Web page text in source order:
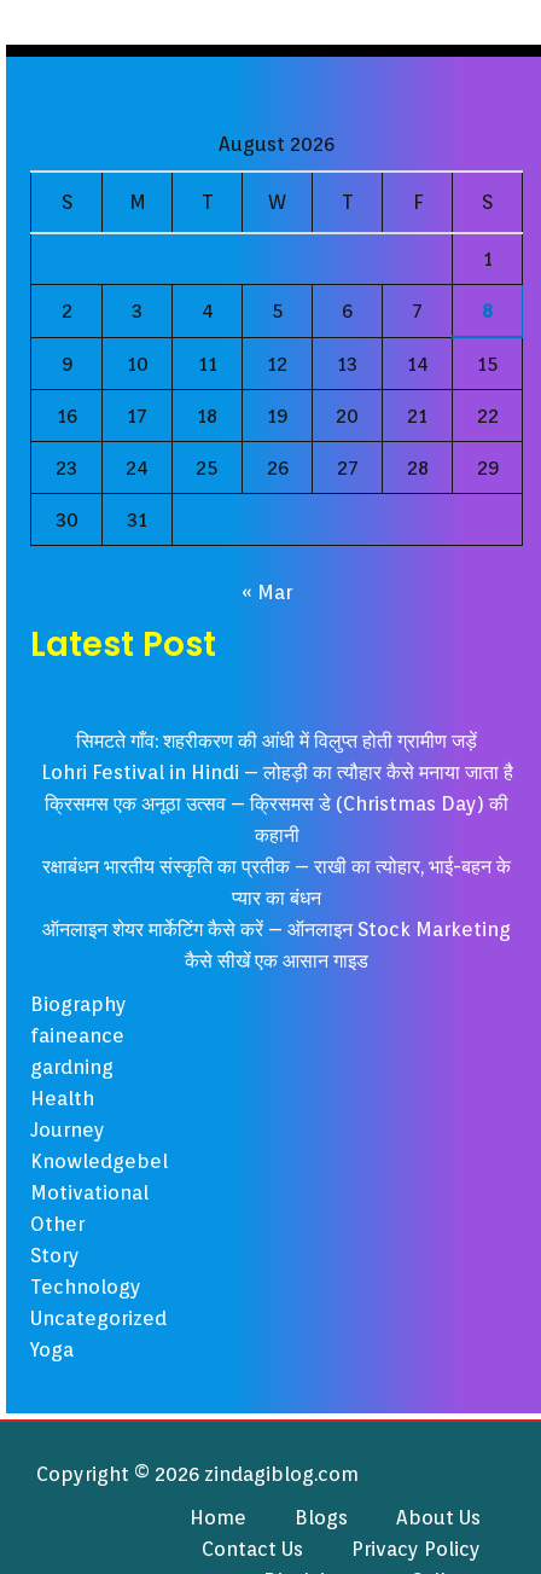
August 2026
S M T W T F S
1
2 3 4 5 6 7 8
9 10 11 12 13 14 15
16 17 18 19 20 21 22
23 24 25 26 27 28 29
30 31
« Mar
Latest Post
सिमटते गाँव: शहरीकरण की आंधी में विलुप्त होती ग्रामीण जड़ें
Lohri Festival in Hindi – लोहड़ी का त्यौहार कैसे मनाया जाता है
क्रिसमस एक अनूठा उत्सव – क्रिसमस डे (Christmas Day) की
कहानी
रक्षाबंधन भारतीय संस्कृति का प्रतीक – राखी का त्योहार, भाई-बहन के
प्यार का बंधन
ऑनलाइन शेयर मार्केटिंग कैसे करें – ऑनलाइन Stock Marketing
कैसे सीखें एक आसान गाइड
Biography
faineance
gardning
Health
Journey
Knowledgebel
Motivational
Other
Story
Technology
Uncategorized
Yoga
Copyright © 2026 zindagiblog.com
Home
Blogs
About Us
Contact Us
Privacy Policy